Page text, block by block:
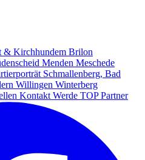
& Kirchhundem Brilon
Menden Meschede
Schmallenberg, Bad
Willingen Winterberg
Kontakt Werde TOP Partner